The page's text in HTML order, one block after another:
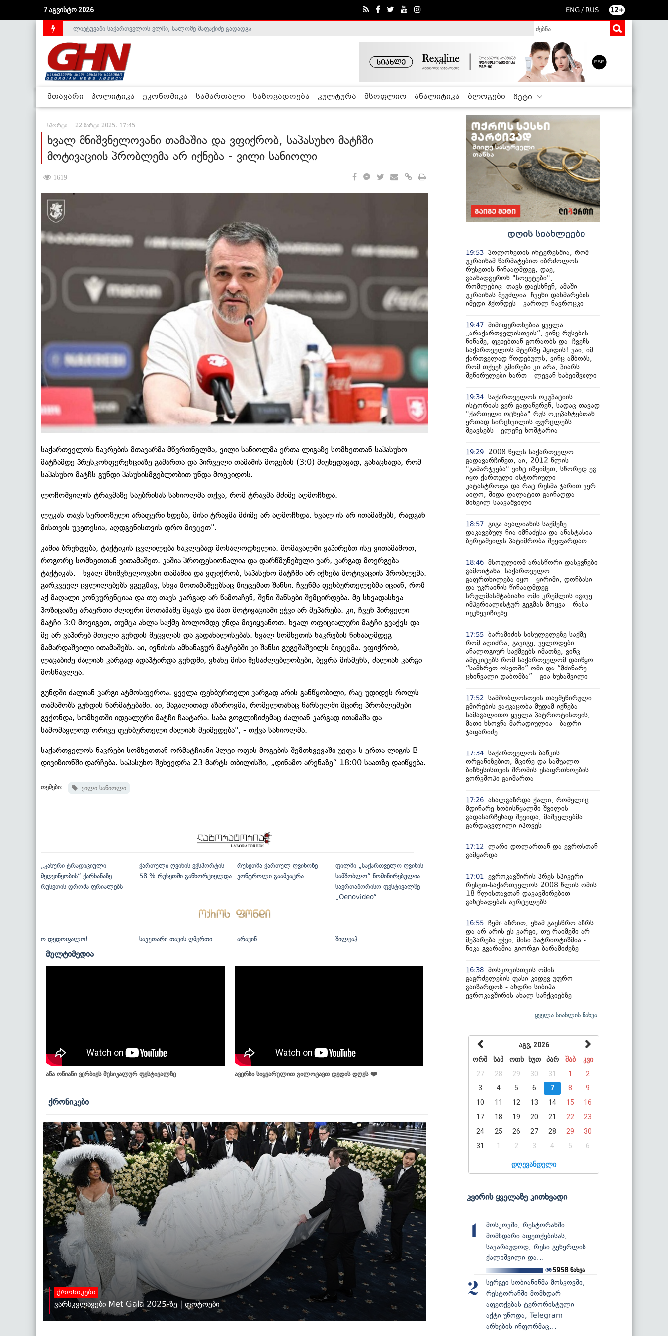
7 აგვისტო 2026 ENG / RUS 12+
ლიეტუვაში საქართველოს ელჩი, სალომე შაფაქიძე გადადგა
მთავარი პოლიტიკა ეკონომიკა სამართალი საზოგადოება კულტურა მსოფლიო ანალიტიკა ბლოგები მეტი
სპორტი 22 მარტი 2025, 17:45
ხვალ მნიშვნელოვანი თამაშია და ვფიქრობ, საპასუხო მატჩში
მოტივაციის პრობლემა არ იქნება - ვილი სანიოლი
1619
საქართველოს ნაკრების მთავარმა მწვრთნელმა, ვილი სანიოლმა ერთა ლიგაზე სომხეთთან საპასუხო
მატჩამდე პრესკონფერენციაზე გამართა და პირველი თამაშის მოგების (3:0) მიუხედავად, განაცხადა, რომ
საპასუხო მატჩს გუნდი პასუხისმგებლობით უნდა მოეკიდოს.
ლოჩოშვილის ტრავმაზე საუბრისას სანიოლმა თქვა, რომ ტრავმა მძიმე აღმოჩნდა.
ლუკას თავს სერიოზული არაფერი ხდება, მისი ტრავმა მძიმე არ აღმოჩნდა. ხვალ ის არ ითამაშებს, რადგან
მისთვის უკეთესია, აღდგენისთვის დრო მივცეთ".
კაშია ბრუნდება, ტაქტიკის ცვლილება ნაკლებად მოსალოდნელია. მომავალში ვაპირებთ ისე ვითამაშოთ,
როგორც სომხეთთან ვითამაშეთ. კაშია პროფესიონალია და დარწმუნებული ვარ, კარგად მოერგება
ტაქტიკას. ხვალ მნიშვნელოვანი თამაშია და ვფიქრობ, საპასუხო მატჩში არ იქნება მოტივაციის პრობლემა.
გარკვეულ ცვლილებებს ვგეგმავ, სხვა მოთამაშეებსაც მიეცემათ შანსი. ჩვენმა ფეხბურთელებმა იციან, რომ
აქ მაღალი კონკურენციაა და თუ თავს კარგად არ წამოაჩენ, შენი შანსები შემცირდება. მე სხვადასხვა
პოზიციაზე არაერთი ძლიერი მოთამაშე მყავს და მათ მოტივაციაში ეჭვი არ მეპარება. კი, ჩვენ პირველი
მატჩი 3:0 მოვიგეთ, თუმცა ახლა საქმე ბოლომდე უნდა მივიყვანოთ. ხვალ ოფიციალური მატჩი გვაქვს და
მე არ ვაპირებ მთელი გუნდის შეცვლას და გადახალისებას. ხვალ სომხეთის ნაკრების წინააღმდეგ
მამარდაშვილი ითამაშებს. აი, ივნისის ამხანაგურ მატჩებში კი შანსი გუგეშაშვილს მიეცემა. ვფიქრობ,
ლაცაბიძე ძალიან კარგად ადაპტირდა გუნდში, ვნახე მისი შესაძლებლობები, ბევრს მისმენს, ძალიან კარგი
მოსწავლეა.
გუნდში ძალიან კარგი ატმოსფეროა. ყველა ფეხბურთელი კარგად არის განწყობილი, რაც უდიდეს როლს
თამაშობს გუნდის წარმატებაში. აი, მაგალითად აზაროვმა, რომელთანაც წარსულში მცირე პრობლემები
გვქონდა, სომხეთში იდეალური მატჩი ჩაატარა. საბა გოგლიჩიძემაც ძალიან კარგად ითამაშა და
სამომავლოდ ორივე ფეხბურთელი ძალიან მეიმედება", - თქვა სანიოლმა.
საქართველოს ნაკრები სომხეთთან ორმატჩიანი პლეი ოფის მოგების შემთხვევაში უეფა-ს ერთა ლიგის B
დივიზიონში დარჩება. საპასუხო შეხვედრა 23 მარტს თბილისში, „დინამო არენაზე“ 18:00 საათზე დაიწყება.
თემები: ვილი სანიოლი
„კახური ტრადიციული
მეღვინეობის“ ქარხანაზე
რუსეთის დროშა ფრიალებს
ქართული ღვინის ექსპორტის
58 % რუსეთში განხორციელდა
რუსეთმა ქართულ ღვინოზე
კონტროლი გაამკაცრა
ფილმი „საქართველო ღვინის
სამშობლო“ ნომინირებულია
საერთაშორისო ფესტივალზე
„Oenovideo“
ო დედოფალო! საკუთარი თავის ღმერთი არავინ შილეაჰ
მულტიმედია
ანა ონიანი ვერბიეს მუსიკალურ ფესტივალზე ავერსი სიყვარულით გილოცავთ დედის დღეს ❤️
ქრონიკები
ქრონიკები
ვარსკვლავები Met Gala 2025-ზე | ფოტოები
დღის სიახლეები
19:53 პოლონეთის ინტერესშია, რომ
უკრაინამ წარმატებით იბრძოლოს
რუსეთის წინააღმდეგ, დაე,
გაანადგურონ "სოვეტები",
რომლებიც თავს დაესხნენ, ამაში
უკრაინას შეუძლია ჩვენი დახმარების
იმედი ჰქონდეს - კაროლ ნავროცკი
19:47 მიმიფურთხებია ყველა
„არაქართველისთვის“, ვინც რუსების
წინაშე, ფეხებთან გორაობს და ჩვენს
საქართველოს მტერზე ჰყიდის! ვაი, იმ
ქართველად წოდებულს, ვინც ამბობს,
რომ თქვენ გმირები კი არა, პიარს
შეწირულები ხართ - ლევან ხაბეიშვილი
19:34 საქართველოს ოკუპაციის
ისტორიას ვერ გადაწერენ, სადაც თავად
"ქართული ოცნება" რუს ოკუპანტებთან
ერთად სირცხვილის ფურცლებს
შეავსებს - ელენე ხოშტარია
19:29
2008 წელს საქართველო
გადავარჩინეთ, აი, 2012 წლის
"გამარჯვება" ვინც იზეიმეთ, სწორედ ეგ
იყო ქართული ისტორიული
კატასტროფა და რაც რუსმა ჯარით ვერ
აიღო, შიდა ღალატით გაინაღდა -
მიხეილ სააკაშვილი
18:57 გიგა ავალიანის საქმეზე
დაკავებულ ნია იმნაძესა და ანასტასია
ბერუაშვილს პატიმრობა შეეფარდათ
18:46 მსოფლიომ არასწორი დასკვნები
გამოიტანა, საქართველო
გაფრთხილება იყო - ყირიმი, დონბასი
და უკრაინის წინააღმდეგ
სრულმასშტაბიანი ომი კრემლის იგივე
იმპერიალისტურ გეგმას მოყვა - რასა
იუკნევიჩიენე
17:55 ბარამიძის სისულელეზე საქმე
რომ აღიძრა, გავიგე, ველოდები
ანალოგიურ საქმეებს იმათზე, ვინც
ამტკიცებს რომ საქართველომ დაიწყო
“სამხრეთ ოსეთში” ომი და “მძინარე
ცხინვალი დაბომბა” - გია ხუხაშვილი
17:52
სამშობლოსთვის თავშეწირული
გმირების ვაჟკაცობა მუდამ იქნება
სამაგალითო ყველა პატრიოტისთვის,
მათი ხსოვნა მარადიულია - ბადრი
ჯაფარიძე
17:34 საქართველოს ბანკის
ორგანიზებით, მცირე და საშუალო
ბიზნესისთვის შრომის უსაფრთხოების
ვორკშოპი გაიმართა
17:26 ახალგაზრდა ქალი, რომელიც
მდინარე ხობისწყალში შვილის
გადასარჩენად შევიდა, მაშველებმა
გარდაცვლილი იპოვეს
17:12
ლარი დოლართან და ევროსთან
გამყარდა
17:01
ევროკავშირის პრეს-სპიკერი
რუსეთ-საქართველოს 2008 წლის ომის
18 წლისთავთან დაკავშირებით
განცხადებას ავრცელებს
16:55 ჩემი აზრით, ენამ გაუსწრო აზრს
და არ არის ეს კარგი, თუ რაიმეში არ
მეპარება ეჭვი, მისი პატრიოტიზმია -
ნიკა გვარამია გიორგი ბარამიძეზე
16:38 მოსკოვისთვის ომის
გაგრძელების ფასი კიდევ უფრო
გაიზარდოს - ანდრი სიბიჰა
ევროკავშირის ახალ სანქციებზე
ყველა სიახლის ნახვა
აგვ, 2026
ორშ
სამ ოთხ ხუთ პარ შაბ
კვი
27
28 29 30 31 1
2
3
4 5 6 7 8
9
10
11 12 13 14 15
16
17
18 19 20 21 22
23
24
25 26 27 28 29
30
31
1 2 3 4 5 6
დღევანდელი
კვირის ყველაზე კითხვადი
1
მოსკოვში, რესტორანში
მომხდარი აფეთქებისას,
სავარაუდოდ, რუსი გენერლის
ქალიშვილი და...
5958 ნახვა
2
სერგეი სობიანინმა მოსკოვში,
რესტორანში მომხდარ
აფეთქებას ტერორისტული
აქტი უწოდა, Telegram-
არხების ინფორმაც...